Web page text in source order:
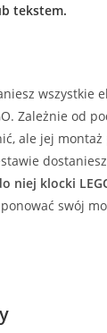
tekstem.
wszystkie
Zależnie od
ale jej montaż
niej klocki
swój